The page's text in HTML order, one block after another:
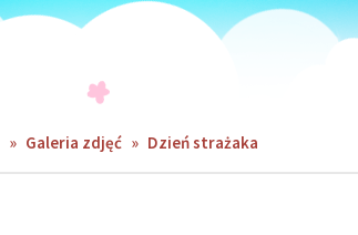
» Galeria zdjęć » Dzień strażaka